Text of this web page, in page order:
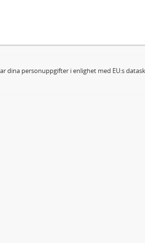
dina personuppgifter i enlighet med EU:s